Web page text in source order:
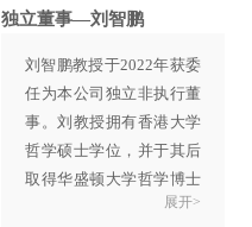
的独立非执行董事。
团首席财务官，主要负责
资源及内控。
独立董事—刘智鹏
刘智鹏教授于2022年获委
任为本公司独立非执行董
事。刘教授拥有香港大学
哲学硕士学位，并于其后
取得华盛顿大学哲学博士
展开>